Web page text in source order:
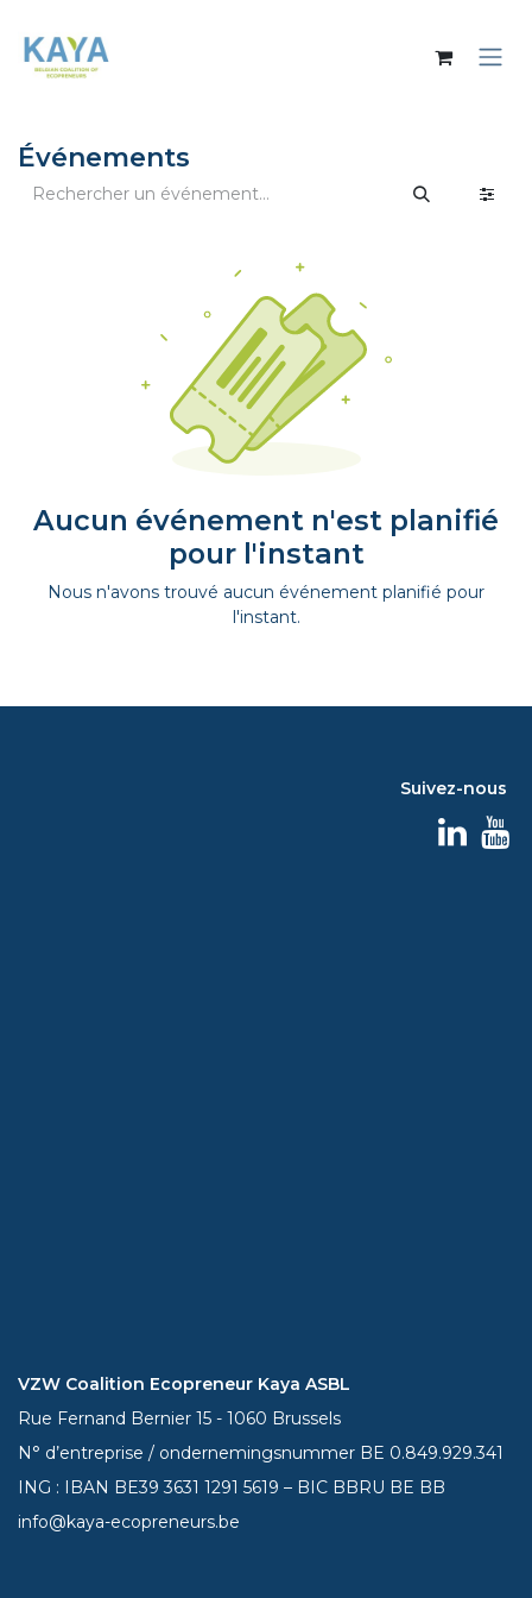
Événements
Aucun événement n'est planifié
pour l'instant
Nous n'avons trouvé aucun événement planifié pour
l'instant.
Suivez-nous
VZW Coalition Ecopreneur Kaya ASBL
Rue Fernand Bernier 15 - 1060 Brussels
N° d’entreprise / ondernemingsnummer BE 0.849.929.341
ING : IBAN BE393631 1291 5619 – BIC BBRU BE BB
info@kaya-ecopreneurs.be